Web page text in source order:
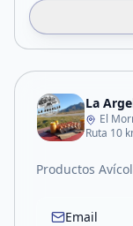
La
El
Ruta 10
Productos
Email